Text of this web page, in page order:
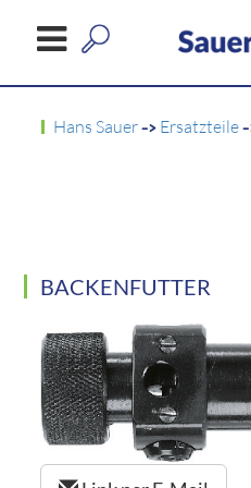
Hans Sauer-> Ersatzteile
BACKENFUTTER